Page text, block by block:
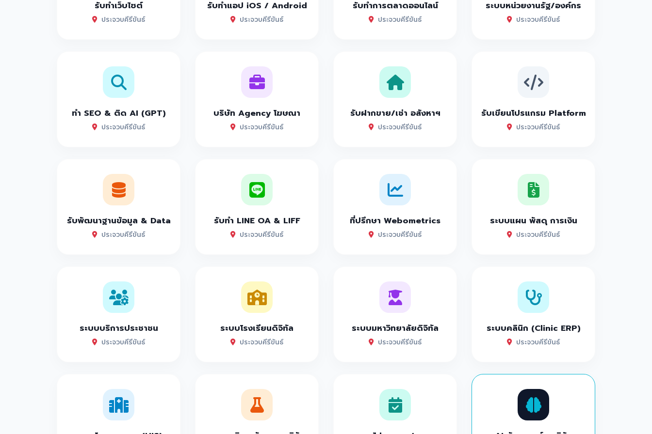
รับทำเว็บไซต์
ประจวบคีรีขันธ์
รับทำแอป iOS / Android
ประจวบคีรีขันธ์
รับทำการตลาดออนไลน์
ประจวบคีรีขันธ์
ระบบหน่วยงานรัฐ/องค์กร
ประจวบคีรีขันธ์
ทำ SEO & ติด AI (GPT)
ประจวบคีรีขันธ์
บริษัท Agency โฆษณา
ประจวบคีรีขันธ์
รับฝากขาย/เช่า อสังหาฯ
ประจวบคีรีขันธ์
รับเขียนโปรแกรม Platform
ประจวบคีรีขันธ์
รับพัฒนาฐานข้อมูล & Data
ประจวบคีรีขันธ์
รับทำ LINE OA & LIFF
ประจวบคีรีขันธ์
ที่ปรึกษา Webometrics
ประจวบคีรีขันธ์
ระบบแผน พัสดุ การเงิน
ประจวบคีรีขันธ์
ระบบบริการประชาชน
ประจวบคีรีขันธ์
ระบบโรงเรียนดิจิทัล
ประจวบคีรีขันธ์
ระบบมหาวิทยาลัยดิจิทัล
ประจวบคีรีขันธ์
ระบบคลินิก (Clinic ERP)
ประจวบคีรีขันธ์